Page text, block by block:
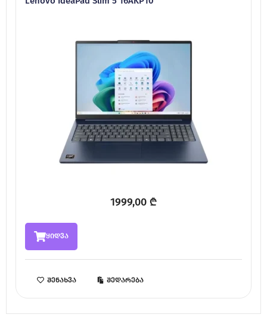
1999,00 ₾
ყიდვა
შენახვა შედარება